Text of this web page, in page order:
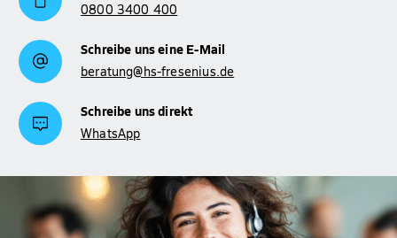
0800 3400 400
Schreibe uns eine E-Mail
beratung@hs-fresenius.de
Schreibe uns direkt
WhatsApp